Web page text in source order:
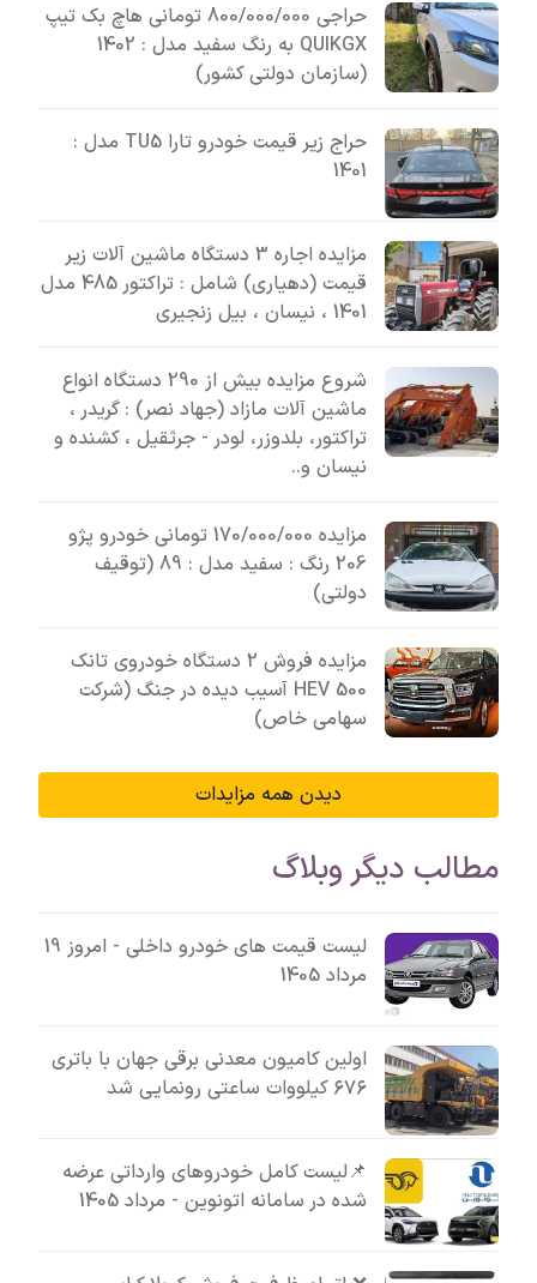
حراجی 800/000/000 تومانی ھاچ بک تیپ
QUIKGX به رنگ سفید مدل : 1402
(سازمان دولتی کشور)
حراج زیر قیمت خودرو تارا TU5 مدل :
1401
مزایده اجاره 3 دستگاه ماشین آلات زیر
قیمت (دهیاری) شامل : تراکتور 485 مدل
1401 ، نیسان ، بیل زنجیری
شروع مزایده بیش از 290 دستگاه انواع
ماشین آلات مازاد (جهاد نصر) : گریدر ،
تراکتور، بلدوزر، لودر - جرثقیل ، کشنده و
نیسان و..
مزایده 170/000/000 تومانی خودرو پژو
206 رنگ : سفید مدل : 89 (توقیف
دولتی)
مزایده فروش 2 دستگاه خودروی تانک
500 HEV آسیب دیده در جنگ (شرکت
سهامی خاص)
دیدن همه مزایدات
مطالب دیگر وبلاگ
لیست قیمت های خودرو داخلی - امروز 19
مرداد 1405
اولین کامیون معدنی برقی جهان با باتری
۶۷۶ کیلووات ساعتی رونمایی شد
📌لیست کامل خودروهای وارداتی عرضه
شده در سامانه اتونوین - مرداد 1405